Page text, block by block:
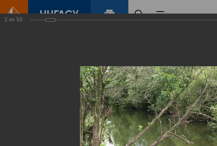
Виртуальные
выставки
(фотоальбомы)
2 из 53